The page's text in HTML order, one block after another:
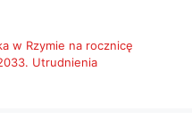
w Rzymie na rocznicę
Utrudnienia